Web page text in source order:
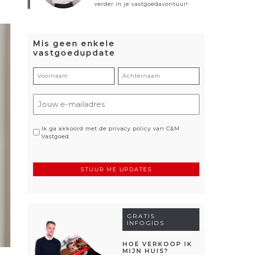
verder in je vastgoedavontuur!
Mis geen enkele
vastgoedupdate
Voornaam
(Vereist)
Achternaam
(Vereist)
E-
Privacy
(Vereist)
Ik ga akkoord met de privacy policy van C&M
Vastgoed.
GRATIS
INFOGIDS
HOE VERKOOP IK
MIJN HUIS?